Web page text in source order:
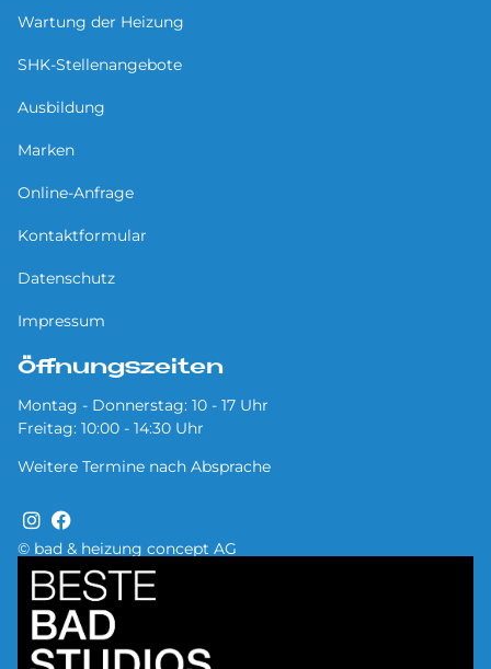
© bad & heizung concept AG
Wartung der Heizung
SHK-Stellenangebote
Ausbildung
Marken
Online-Anfrage
Kontaktformular
Datenschutz
Impressum
Öffnungszeiten
Montag - Donnerstag: 10 - 17 Uhr
Freitag: 10:00 - 14:30 Uhr
Weitere Termine nach Absprache